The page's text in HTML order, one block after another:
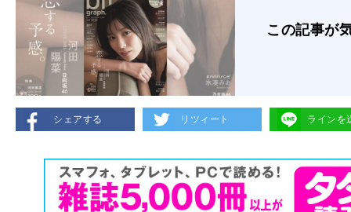
この記事が
シェアする リツィート ラインを